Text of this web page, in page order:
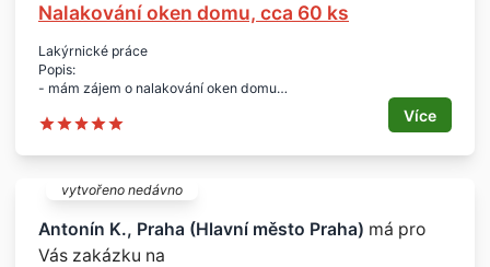
Nalakování oken domu, cca 60 ks
Lakýrnické práce
Popis:
- mám zájem o nalakování oken domu
- nutné lešení
- 4 patra domu
Cena:
- do 250.000 Kč
Lokalita:
- Praha 8
Více
vytvořeno nedávno
Antonín K., Praha (Hlavní město Praha) má pro
Vás zakázku na